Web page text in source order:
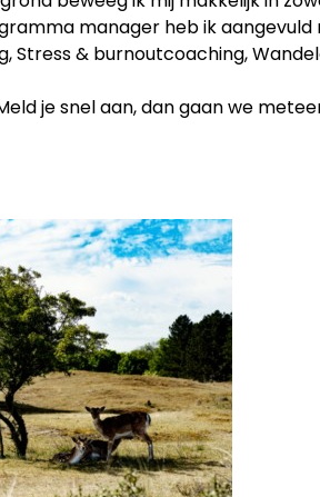
manager heb ik
Stress & burnoutcoaching,
je snel aan, dan gaan we